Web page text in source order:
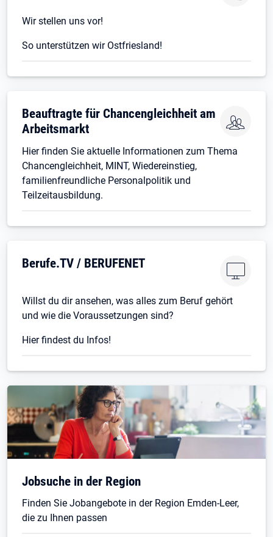
Wir stellen uns vor!
So unterstützen wir Ostfriesland!
Beauftragte für Chancengleichheit am
Arbeitsmarkt
Hier finden Sie aktuelle Informationen zum Thema
Chancengleichheit, MINT, Wiedereinstieg,
familienfreundliche Personalpolitik und
Teilzeitausbildung.
Berufe.TV / BERUFENET
Willst du dir ansehen, was alles zum Beruf gehört
und wie die Voraussetzungen sind?
Hier findest du Infos!
Jobsuche in der Region
Finden Sie Jobangebote in der Region Emden-Leer,
die zu Ihnen passen